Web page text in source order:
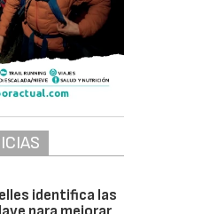
identifica las